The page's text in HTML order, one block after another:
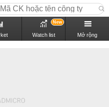
Watch list
New
Mở rộng